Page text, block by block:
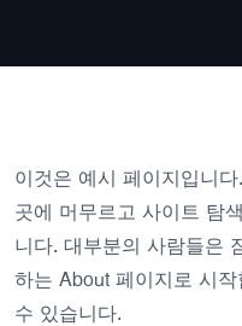
이것은 예시 페이지입니
곳에 머무르고 사이트 탐
니다. 대부분의 사람들은
하는 About 페이지로 시
수 있습니다.